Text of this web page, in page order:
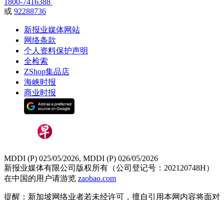
1800-7416388
或 92288736
新报业媒体网站
网络条款
个人资料保护声明
全检索
ZShop集品店
海峡时报
商业时报
MDDI (P) 025/05/2026, MDDI (P) 026/05/2026
新报业媒体有限公司版权所有（公司登记号：202120748H）
在中国的用户请游览 zaobao.com
提醒：新加坡网络业者若未经许可，擅自引用本网内容将面对